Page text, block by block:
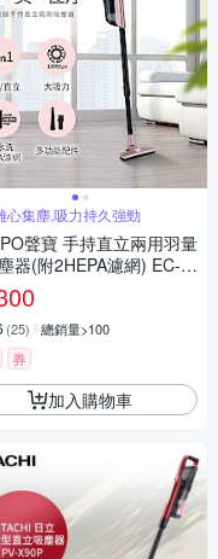
心集塵,吸力持久強勁
聲寶 手持直立兩用羽量
器(附2HEPA濾網) EC-B
(25) 總銷量>100
券
加入購物車